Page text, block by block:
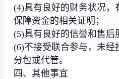
(4)具有良好的财务状况，
保障资金的相关证明；
(5)具有良好的信誉和售后
(6)不接受联合参与，未经
分包或代管。
四、其他事宜